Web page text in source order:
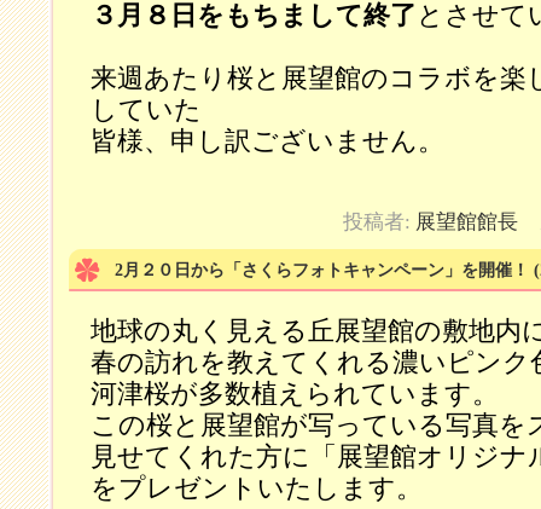
３月８日をもちまして終了 とさせて
来週あたり桜と展望館のコラボを楽
していた
皆様、申し訳ございません。
投稿者: 展望館館長
2月２０日から「さくらフォトキャンペーン」を開催！
地球の丸く見える丘展望館の敷地内
春の訪れを教えてくれる濃いピンク
河津桜が多数植えられています。
この桜と展望館が写っている写真を
見せてくれた方に「展望館オリジナ
をプレゼントいたします。